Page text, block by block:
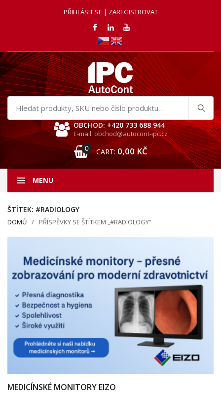
PŘIHLÁSIT SE | ZAREGISTROVAT
Hledat
produkty
OBCHOD: +420 733 688 944
E-mail: obchod@autocont-ipc.cz
0 CART: 0,00 KČ
MENU
ŠTÍTEK: #RADIOLOGY
DOMŮ PŘÍSPĚVKY SE ŠTÍTKEM „#RADIOLOGY“
MEDICÍNSKÉ MONITORY EIZO